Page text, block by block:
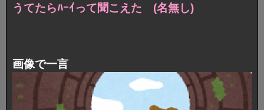
うてたらﾊｰｲって聞こえた (名無し)
画像で一言